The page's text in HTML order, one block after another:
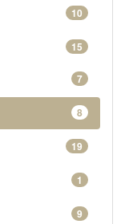
10
15
7
8
19
1
9